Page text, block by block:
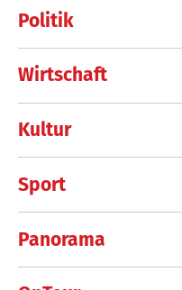
Politik
Wirtschaft
Kultur
Sport
Panorama